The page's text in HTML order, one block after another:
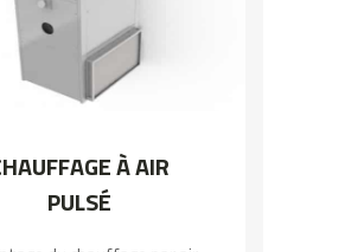
À AIR
PULSÉ